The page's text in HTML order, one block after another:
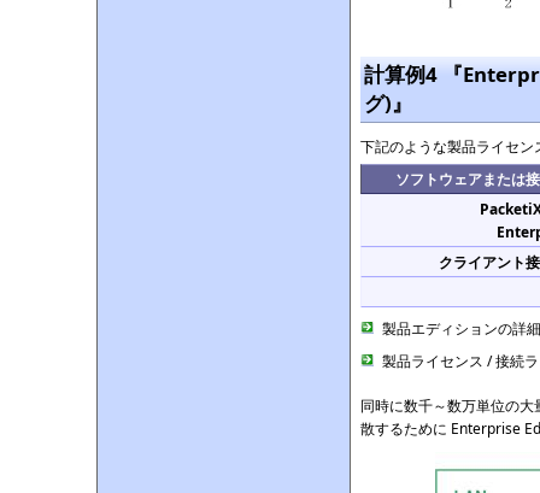
計算例4 『
グ)』
下記のような製品ライセ
ソフトウェアまたは
クライアント
製品エディションの詳
製品ライセンス / 接続
同時に数千～数万単位の
散するために Enterprise